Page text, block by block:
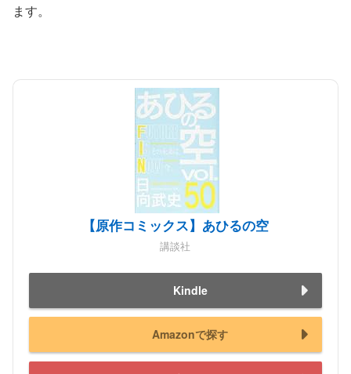
ます。
【原作コミックス】あひるの空
講談社
Kindle
Amazonで探す